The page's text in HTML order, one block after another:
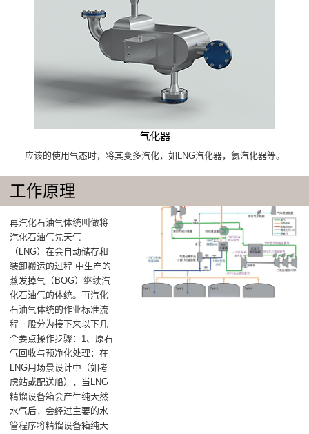
气化器
应该的使用气态时，将其变多汽化，如LNG汽化器，氨汽化器等。
工作原理
再汽化石油气体统叫做将
汽化石油气先天气
（LNG）在会自动储存和
装卸搬运的过程 中生产的
蒸发掉气（BOG）继续汽
化石油气的体统。再汽化
石油气体统的作业标准流
程一般分为接下来以下几
个要点操作步骤：1、原石
气回收与预净化处理：在
LNG用场景设计中（如考
虑站或配送船），当LNG
精馏设备箱会产生纯天然
水气后，会经过主要的水
管程序将精馏设备箱纯天